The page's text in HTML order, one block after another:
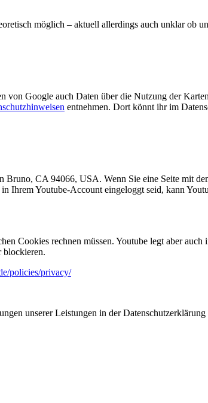
möglich – aktuell allerdings auch unklar ob
von Google auch Daten über die Nutzung der
entnehmen. Dort könnt ihr im
Bruno, CA 94066, USA. Wenn Sie eine Seite mit
Ihrem Youtube-Account eingeloggt seid, kann
Cookies rechnen müssen. Youtube legt aber auch
blockieren.
policies/privacy/
unserer Leistungen in der Datenschutzerklärung